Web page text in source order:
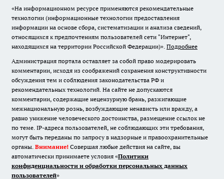
«На информационном ресурсе применяются рекомендательные
технологии (информационные технологии предоставления
информации на основе сбора, систематизации и анализа сведений,
относящихся к предпочтениям пользователей сети "Интернет",
находящихся на территории Российской Федерации)». Подробнее
Администрация портала оставляет за собой право модерировать
комментарии, исходя из соображений сохранения конструктивности
обсуждения тем и соблюдения законодательства РФ и
рекомендательных технологий. На сайте не допускаются
комментарии, содержащие нецензурную брань, разжигающие
межнациональную рознь, возбуждающие ненависть или вражду, а
равно унижение человеческого достоинства, размещение ссылок не
по теме. IP-адреса пользователей, не соблюдающих эти требования,
могут быть переданы по запросу в надзорные и правоохранительные
органы. Внимание! Совершая любые действия на сайте, вы
автоматически принимаете условия «Политики
конфиденциальности и обработки персональных данных
пользователей»